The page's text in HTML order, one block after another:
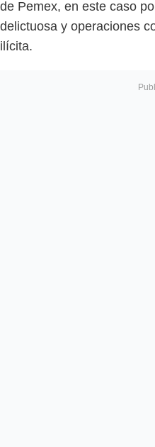
de Pemex, en este caso
delictuosa y operaciones
ilícita.